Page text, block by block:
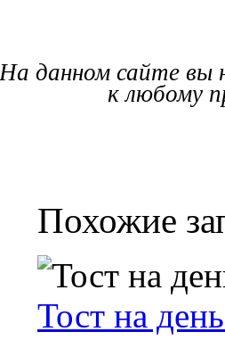
На данном сайте вы
к любому
Похожие
Тост на